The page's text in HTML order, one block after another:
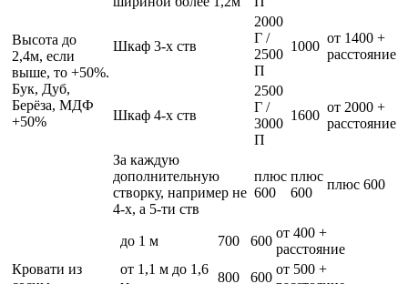
Высота до
2,4м, если
выше, то +50%.
Бук, Дуб,
Берёза, МДФ
+50%
Шкаф 3-х ств
2000
Г /
2500
П
1000
от 1400 +
расстояние
Шкаф 4-х ств
2500
Г /
3000
П
1600
от 2000 +
расстояние
За каждую
дополнительную
створку, например не
4-х, а 5-ти ств
плюс
600
плюс
600
плюс 600
Кровати из
до 1 м 700 600
от 400 +
расстояние
от 1,1 м до 1,6
800 600
от 500 +